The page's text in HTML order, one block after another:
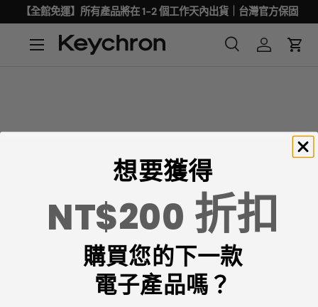
【全館免運】所有產品將在 1-2 個工作天內出貨｜台灣官方保固
Keychron專注於設計和製造高品質的鍵盤和滑鼠。
CNN、《紐約時報》、《The Verge》、《Wired》和
《PCWorld》都將Keychron評為最佳機械鍵盤製造商之
想要獲得
NT$200 折扣
購買您的下一款
電子產品嗎？